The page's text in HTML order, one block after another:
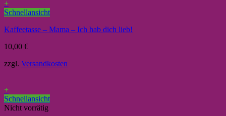
+
Schnellansicht
Kaffeetasse – Mama – Ich hab dich lieb!
10,00 €
zzgl. Versandkosten
+
Schnellansicht
Nicht vorrätig